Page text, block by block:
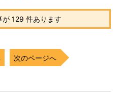
が 129 件あります
次のページへ